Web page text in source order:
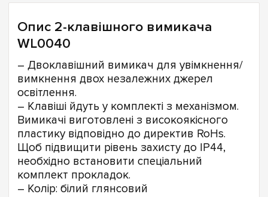
Опис 2-клавішного вимикача
WL0040
– Двоклавішний вимикач для увімкнення/
вимкнення двох незалежних джерел
освітлення.
– Клавіші йдуть у комплекті з механізмом.
Вимикачі виготовлені з високоякісного
пластику відповідно до директив RoHs.
Щоб підвищити рівень захисту до IP44,
необхідно встановити спеціальний
комплект прокладок.
– Колір: білий глянсовий